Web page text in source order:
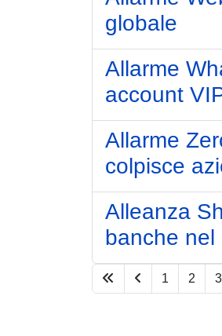
globale
Allarme
account
Allarme
colpisce
Alleanza
banche nel
1 2 3